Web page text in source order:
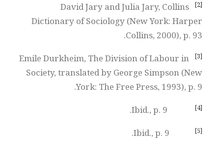
[2]
David Jary and Julia Jary, Collins
Dictionary of Sociology (New York: Harper
Collins, 2000), p. 93.
[3]
Emile Durkheim, The Division of Labour in
Society, translated by George Simpson (New
York: The Free Press, 1993), p. 9.
[4]
[5]